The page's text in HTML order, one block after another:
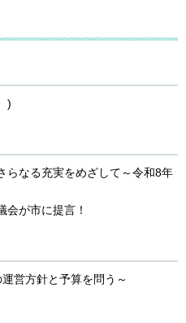
)
らなる充実をめざして～令和8年
会が市に提言！
営方針と予算を問う～